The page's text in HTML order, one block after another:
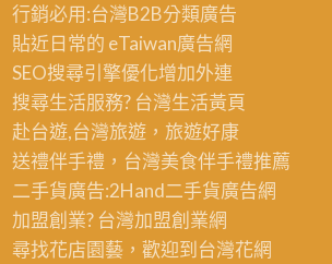
行銷必用:台灣B2B分類廣告
貼近日常的 eTaiwan廣告網
SEO搜尋引擎優化增加外連
搜尋生活服務? 台灣生活黃頁
赴台遊,台灣旅遊，旅遊好康
送禮伴手禮，台灣美食伴手禮推薦
二手貨廣告:2Hand二手貨廣告網
加盟創業? 台灣加盟創業網
尋找花店園藝，歡迎到 台灣花網